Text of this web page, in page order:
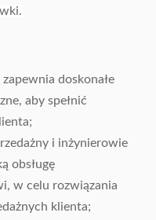
doskonałe
aby spełnić
i inżynierowie
obsługę
w celu rozwiązania
klienta;